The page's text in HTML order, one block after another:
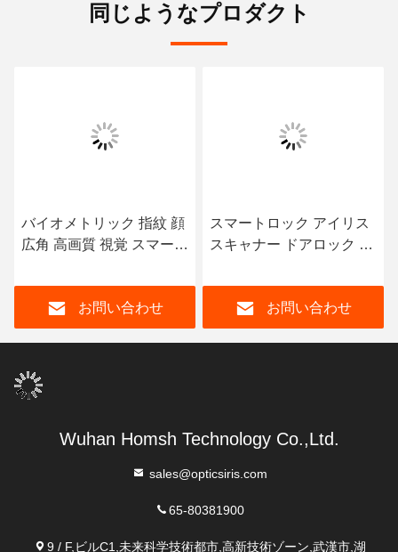
同じようなプロダクト
バイオメトリック 指紋 顔
広角 高画質 視覚 スマート
お問い合わせ
スマートロック アイリス
スキャナー ドアロック 家
作
お問い合わせ
Wuhan Homsh Technology Co.,Ltd.
sales@opticsiris.com
65-80381900
9 / F,ビルC1,未来科学技術都市,高新技術ゾーン,武漢市,湖